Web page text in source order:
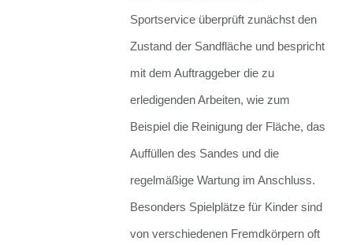
Sportservice überprüft zunächst den
Zustand der Sandfläche und bespricht
mit dem Auftraggeber die zu
erledigenden Arbeiten, wie zum
Beispiel die Reinigung der Fläche, das
Auffüllen des Sandes und die
regelmäßige Wartung im Anschluss.
Besonders Spielplätze für Kinder sind
von verschiedenen Fremdkörpern oft